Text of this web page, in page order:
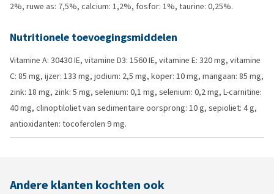
2%, ruwe as: 7,5%, calcium: 1,2%, fosfor: 1%, taurine: 0,25%.
Nutritionele toevoegingsmiddelen
Vitamine A: 30430 IE, vitamine D3: 1560 IE, vitamine E: 320 mg, vitamine
C: 85 mg, ijzer: 133 mg, jodium: 2,5 mg, koper: 10 mg, mangaan: 85 mg,
zink: 18 mg, zink: 5 mg, selenium: 0,1 mg, selenium: 0,2 mg, L-carnitine:
40 mg, clinoptiloliet van sedimentaire oorsprong: 10 g, sepioliet: 4 g,
antioxidanten: tocoferolen 9 mg.
Andere klanten kochten ook